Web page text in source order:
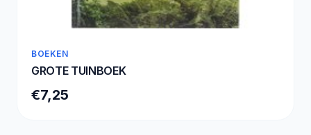
BOEKEN
GROTE TUINBOEK
€7,25